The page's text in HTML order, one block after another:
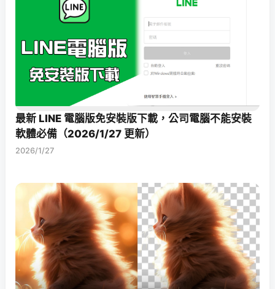
最新 LINE 電腦版免安裝版下載，公司電腦不能安裝
軟體必備（2026/1/27 更新）
2026/1/27